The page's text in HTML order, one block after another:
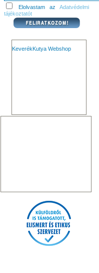
Elolvastam az Adatvédelmi
tájékoztatót
KeverékKutya Webshop